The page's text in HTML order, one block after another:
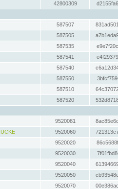
42800309
587507
587505
587535
587541
587540
587550
587510
587520
9520081
9520060
9520020
9520030
9520040
9520050
9520070